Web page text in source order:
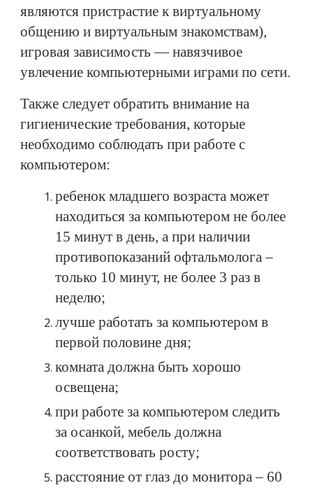
являются пристрастие к виртуальному
общению и виртуальным знакомствам),
игровая зависимость — навязчивое
увлечение компьютерными играми по сети.
Также следует обратить внимание на
гигиенические требования, которые
необходимо соблюдать при работе с
компьютером:
ребенок младшего возраста может
находиться за компьютером не более
15 минут в день, а при наличии
противопоказаний офтальмолога –
только 10 минут, не более 3 раз в
неделю;
лучше работать за компьютером в
первой половине дня;
комната должна быть хорошо
освещена;
при работе за компьютером следить
за осанкой, мебель должна
соответствовать росту;
расстояние от глаз до монитора – 60